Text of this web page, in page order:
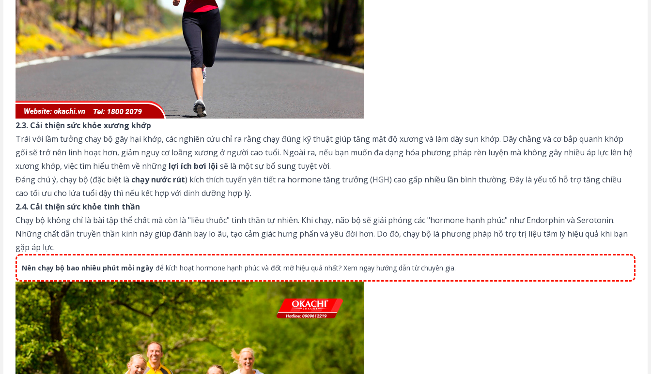
2.3. Cải thiện sức khỏe xương khớp
Trái với lầm tưởng chạy bộ gây hại khớp, các nghiên cứu chỉ ra rằng chạy đúng kỹ thuật giúp tăng mật độ xương và làm dày sụn khớp. Dây chằng và cơ bắp quanh khớp
gối sẽ trở nên linh hoạt hơn, giảm nguy cơ loãng xương ở người cao tuổi. Ngoài ra, nếu bạn muốn đa dạng hóa phương pháp rèn luyện mà không gây nhiều áp lực lên hệ
xương khớp, việc tìm hiểu thêm về những lợi ích bơi lội sẽ là một sự bổ sung tuyệt vời.
Đáng chú ý, chạy bộ (đặc biệt là chạy nước rút) kích thích tuyến yên tiết ra hormone tăng trưởng (HGH) cao gấp nhiều lần bình thường. Đây là yếu tố hỗ trợ tăng chiều
cao tối ưu cho lứa tuổi dậy thì nếu kết hợp với dinh dưỡng hợp lý.
2.4. Cải thiện sức khỏe tinh thần
Chạy bộ không chỉ là bài tập thể chất mà còn là "liều thuốc" tinh thần tự nhiên. Khi chạy, não bộ sẽ giải phóng các "hormone hạnh phúc" như Endorphin và Serotonin.
Những chất dẫn truyền thần kinh này giúp đánh bay lo âu, tạo cảm giác hưng phấn và yêu đời hơn. Do đó, chạy bộ là phương pháp hỗ trợ trị liệu tâm lý hiệu quả khi bạn
gặp áp lực.
Nên chạy bộ bao nhiêu phút mỗi ngày để kích hoạt hormone hạnh phúc và đốt mỡ hiệu quả nhất? Xem ngay hướng dẫn từ chuyên gia.